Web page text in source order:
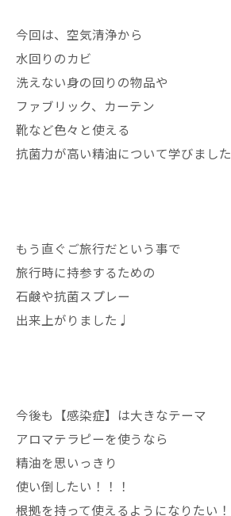
今回は、空気清浄から
水回りのカビ
洗えない身の回りの物品や
ファブリック、カーテン
靴など色々と使える
抗菌力が高い精油について学びました
もう直ぐご旅行だという事で
旅行時に持参するための
石鹸や抗菌スプレー
出来上がりました♩
今後も【感染症】は大きなテーマ
アロマテラピーを使うなら
精油を思いっきり
使い倒したい！！！
根拠を持って使えるようになりたい！